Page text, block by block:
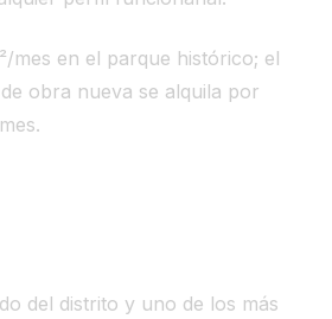
mes en el parque histórico; el
obra nueva se alquila por
del distrito y uno de los más